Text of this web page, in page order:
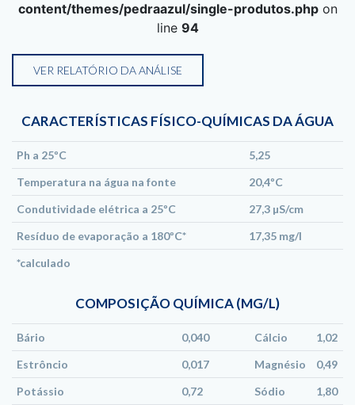
content/themes/pedraazul/single-produtos.phpon
line 94
VER RELATÓRIO DA ANÁLISE
CARACTERÍSTICAS FÍSICO-QUÍMICAS DA ÁGUA
Ph a 25ºC
5,25
Temperatura na água na fonte
20,4ºC
Condutividade elétrica a 25ºC
27,3 µS/cm
Resíduo de evaporação a 180ºC*
17,35 mg/l
*calculado
COMPOSIÇÃO QUÍMICA (MG/L)
Bário 0,040 Cálcio
1,02
Estrôncio
0,017 Magnésio
0,49
Potássio
0,72 Sódio
1,80